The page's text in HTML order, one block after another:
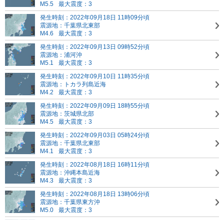
M5.5
最大震度：3
発生時刻：2022年09月18日 11時09分頃
震源地：千葉県北東部
M4.6
最大震度：3
発生時刻：2022年09月13日 09時52分頃
震源地：浦河沖
M5.1
最大震度：3
発生時刻：2022年09月10日 11時35分頃
震源地：トカラ列島近海
M4.2
最大震度：3
発生時刻：2022年09月09日 18時55分頃
震源地：茨城県北部
M4.5
最大震度：3
発生時刻：2022年09月03日 05時24分頃
震源地：千葉県北東部
M4.1
最大震度：3
発生時刻：2022年08月18日 16時11分頃
震源地：沖縄本島近海
M4.3
最大震度：3
発生時刻：2022年08月18日 13時06分頃
震源地：千葉県東方沖
M5.0
最大震度：3